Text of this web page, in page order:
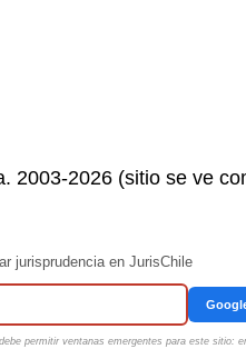
2003-2026 (sitio se ve
jurisprudencia en JurisChile
permitir ventanas emergentes para este sitio: